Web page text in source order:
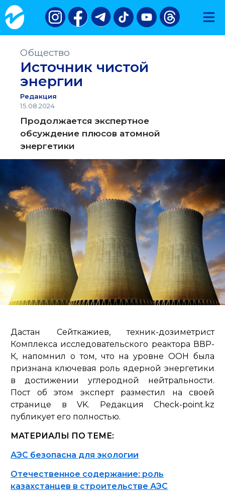
Общество
Источник чистой
энергии
Редакция
15.08.2024
Продолжается экспертное
обсуждение плюсов атомной
энергетики
Дастан Сейткажиев, техник-дозиметрист
Комплекса исследовательского реактора ВВР-
К, напомнил о том, что на уровне ООН была
признана ключевая роль ядерной энергетики
в достижении углеродной нейтральности.
Пост об этом эксперт разместил на своей
странице в VK. Редакция Check-point.kz
публикует его полностью.
МАТЕРИАЛЫ ПО ТЕМЕ:
АЭС безопасна для экологии
Отечественное содержание: роль
казахстанцев в строительстве АЭС